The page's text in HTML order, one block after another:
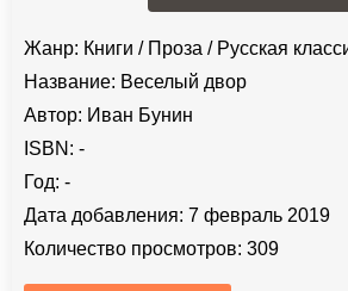
Жанр: Книги / Проза / Русская
Название: Веселый двор
Автор: Иван Бунин
ISBN: -
Год: -
Дата добавления: 7 февраль 2019
Количество просмотров: 309